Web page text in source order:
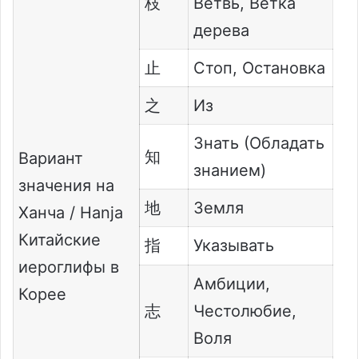
Вариант
значения на
Ханча / Hanja
Китайские
иероглифы в
Корее
дерева
止
Стоп, Остановка
之
Из
知
Знать (Обладать
знанием)
地
Земля
指
Указывать
志
Амбиции,
Честолюбие,
Воля